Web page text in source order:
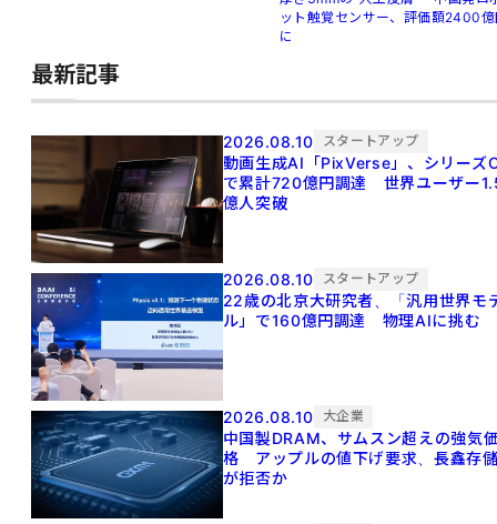
ット触覚センサー、評価額2400
に
最新記事
2026.08.10 スタートアップ
動画生成AI「PixVerse」、シリーズ
で累計720億円調達 世界ユーザー
億人突破
2026.08.10 スタートアップ
22歳の北京大研究者、「汎用世界モ
ル」で160億円調達 物理AIに挑む
2026.08.10 大企業
中国製DRAM、サムスン超えの強気
格 アップルの値下げ要求、長鑫存
が拒否か